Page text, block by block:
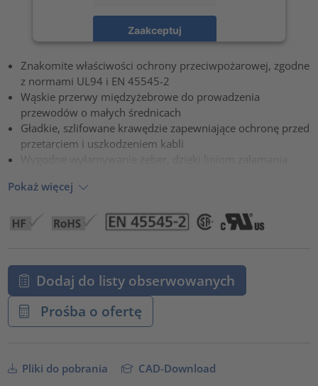
Zaakceptuj
Znakomite właściwości ochrony przeciwpożarowej, zgodne
z normami UL94 i EN 45545-2
Wąskie przerwy międzyżebrowe do prowadzenia
przewodów o małych średnicach
Gładkie, szlifowane krawędzie zapewniające ochronę przed
przetarciem i uszkodzeniem kabli
Pokaż więcej
Dodaj do listy obserwowanych
Prośba o ofertę
Pliki do pobrania CAD-Download